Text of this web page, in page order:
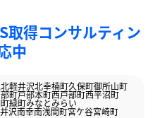
取得コンサルティン
中
北軽井沢北幸楠町久保町御所山町
町戸部本町西戸部町西平沼町
緑町みなとみらい
沢南幸南浅間町宮ケ谷宮崎町